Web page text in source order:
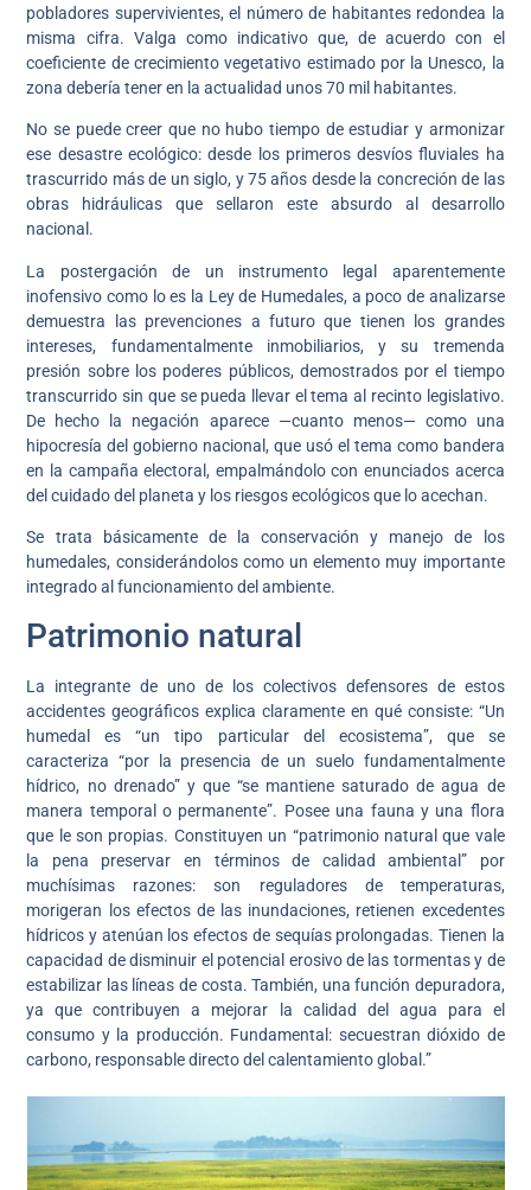
pobladores supervivientes, el número de habitantes redondea la
misma cifra. Valga como indicativo que, de acuerdo con el
coeficiente de crecimiento vegetativo estimado por la Unesco, la
zona debería tener en la actualidad unos 70 mil habitantes.
No se puede creer que no hubo tiempo de estudiar y armonizar
ese desastre ecológico: desde los primeros desvíos fluviales ha
trascurrido más de un siglo, y 75 años desde la concreción de las
obras hidráulicas que sellaron este absurdo al desarrollo
nacional.
La postergación de un instrumento legal aparentemente
inofensivo como lo es la Ley de Humedales, a poco de analizarse
demuestra las prevenciones a futuro que tienen los grandes
intereses, fundamentalmente inmobiliarios, y su tremenda
presión sobre los poderes públicos, demostrados por el tiempo
transcurrido sin que se pueda llevar el tema al recinto legislativo.
De hecho la negación aparece —cuanto menos— como una
hipocresía del gobierno nacional, que usó el tema como bandera
en la campaña electoral, empalmándolo con enunciados acerca
del cuidado del planeta y los riesgos ecológicos que lo acechan.
Se trata básicamente de la conservación y manejo de los
humedales, considerándolos como un elemento muy importante
integrado al funcionamiento del ambiente.
Patrimonio natural
La integrante de uno de los colectivos defensores de estos
accidentes geográficos explica claramente en qué consiste: “Un
humedal es “un tipo particular del ecosistema”, que se
caracteriza “por la presencia de un suelo fundamentalmente
hídrico, no drenado” y que “se mantiene saturado de agua de
manera temporal o permanente”. Posee una fauna y una flora
que le son propias. Constituyen un “patrimonio natural que vale
la pena preservar en términos de calidad ambiental” por
muchísimas razones: son reguladores de temperaturas,
morigeran los efectos de las inundaciones, retienen excedentes
hídricos y atenúan los efectos de sequías prolongadas. Tienen la
capacidad de disminuir el potencial erosivo de las tormentas y de
estabilizar las líneas de costa. También, una función depuradora,
ya que contribuyen a mejorar la calidad del agua para el
consumo y la producción. Fundamental: secuestran dióxido de
carbono, responsable directo del calentamiento global.”